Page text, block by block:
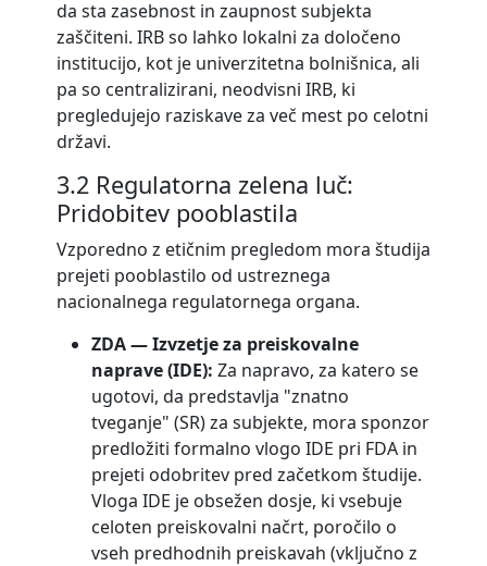
da sta zasebnost in zaupnost subjekta
zaščiteni. IRB so lahko lokalni za določeno
institucijo, kot je univerzitetna bolnišnica, ali
pa so centralizirani, neodvisni IRB, ki
pregledujejo raziskave za več mest po celotni
državi.
3.2 Regulatorna zelena luč:
Pridobitev pooblastila
Vzporedno z etičnim pregledom mora študija
prejeti pooblastilo od ustreznega
nacionalnega regulatornega organa.
ZDA — Izvzetje za preiskovalne
naprave (IDE): Za napravo, za katero se
ugotovi, da predstavlja "znatno
tveganje" (SR) za subjekte, mora sponzor
predložiti formalno vlogo IDE pri FDA in
prejeti odobritev pred začetkom študije.
Vloga IDE je obsežen dosje, ki vsebuje
celoten preiskovalni načrt, poročilo o
vseh predhodnih preiskavah (vključno z